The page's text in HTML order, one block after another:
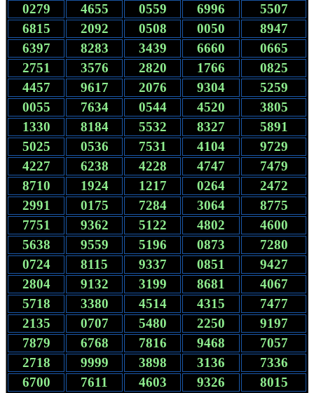
0279
4655 0559 6996
5507
6815
2092 0508 0050
8947
6397
8283 3439 6660
0665
2751
3576 2820 1766
0825
4457
9617 2076 9304
5259
0055
7634 0544 4520
3805
1330
8184 5532 8327
5891
5025
0536 7531 4104
9729
4227
6238 4228 4747
7479
8710
1924 1217 0264
2472
2991
0175 7284 3064
8775
7751
9362 5122 4802
4600
5638
9559 5196 0873
7280
0724
8115 9337 0851
9427
2804
9132 3199 8681
4067
5718
3380 4514 4315
7477
2135
0707 5480 2250
9197
7879
6768 7816 9468
7057
2718
9999 3898 3136
7336
6700
7611 4603 9326
8015